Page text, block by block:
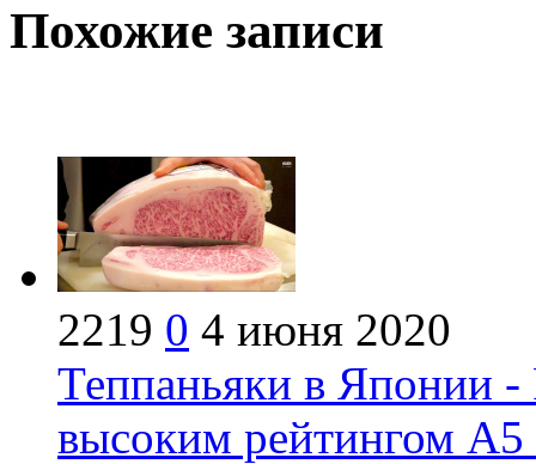
Похожие записи
2219 0 4 июня 2020
Теппаньяки в Японии -
высоким рейтингом